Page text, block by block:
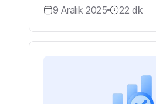
Geçtiğimiz günlerde ikas
9 Aralık 2025 22 dk